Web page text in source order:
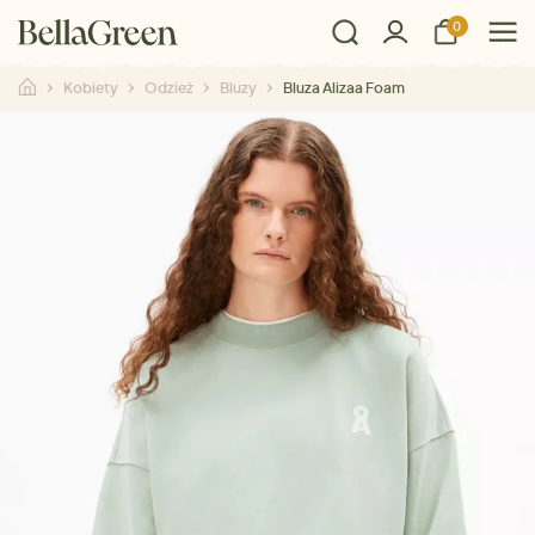
0
Kobiety Odzież Bluzy Bluza Alizaa Foam